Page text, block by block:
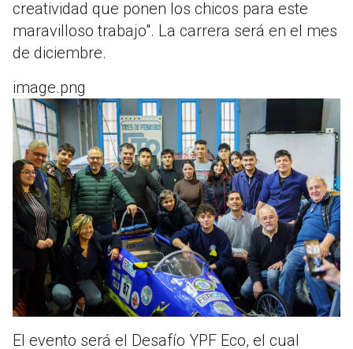
creatividad que ponen los chicos para este
maravilloso trabajo". La carrera será en el mes
de diciembre.
image.png
El evento será el Desafío YPF Eco, el cual